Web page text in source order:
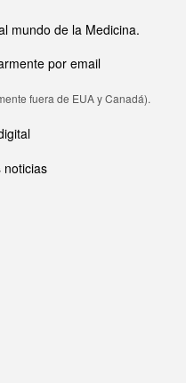
mundo de la Medicina.
por email
fuera de EUA y Canadá).
noticias